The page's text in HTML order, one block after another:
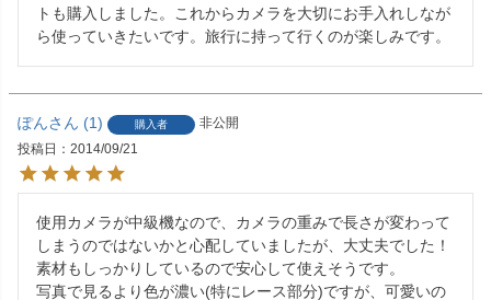
トも購入しました。これからカメラを大切にお手入れしなが
ら使っていきたいです。旅行に持って行くのが楽しみです。
ぽん 1 購入者
非公開
投稿日
2014/09/21
使用カメラが中級機なので、カメラの重みで長さが変わって
しまうのではないかと心配していましたが、大丈夫でした！
素材もしっかりしているので安心して使えそうです。
写真で見るより色が濃い(特にレース部分)ですが、可愛いの